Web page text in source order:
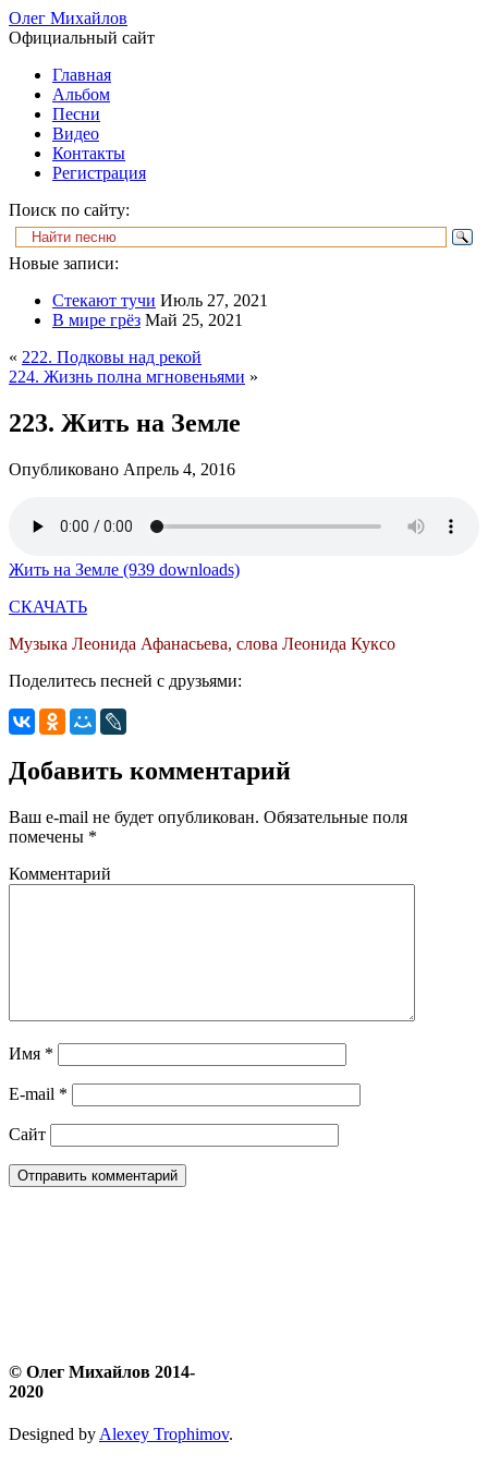
Олег Михайлов
Официальный сайт
Главная
Альбом
Песни
Видео
Контакты
Регистрация
Поиск по сайту:
Новые записи:
Стекают тучи Июль 27, 2021
В мире грёз Май 25, 2021
« 222. Подковы над рекой
224. Жизнь полна мгновеньями »
223. Жить на Земле
Опубликовано Апрель 4, 2016
Жить на Земле (939 downloads)
СКАЧАТЬ
Музыка Леонида Афанасьева, слова Леонида Куксо
Поделитесь песней с друзьями:
Добавить комментарий
Ваш e-mail не будет опубликован. Обязательные поля
помечены *
Комментарий
Имя *
E-mail *
Сайт
© Олег Михайлов 2014-
2020
Designed by Alexey Trophimov.